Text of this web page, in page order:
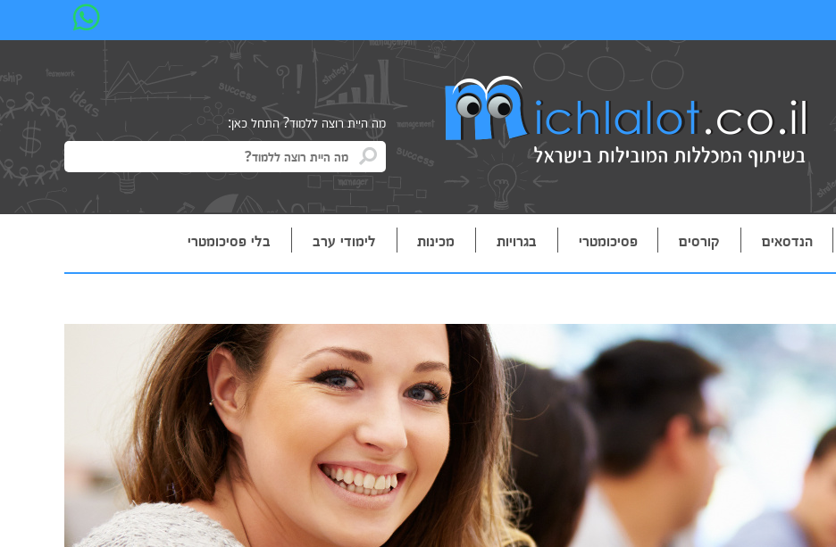
מה היית רוצה ללמוד? התחל כאן:
הנדסאים קורסים פסיכומטרי בגרויות מכינות לימודי ערב בלי פסיכומטרי